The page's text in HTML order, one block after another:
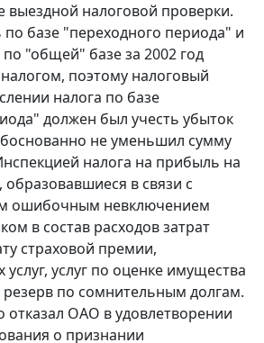
выездной налоговой проверки.
базе "переходного периода" и
"общей" базе за 2002 год
поэтому налоговый
налога по базе
должен был учесть убыток
не уменьшил сумму
налога на прибыль на
в связи с
ошибочным невключением
в состав расходов затрат
страховой премии,
услуг по оценке имущества
резерв по сомнительным долгам.
отказал ОАО в удовлетворении
о признании